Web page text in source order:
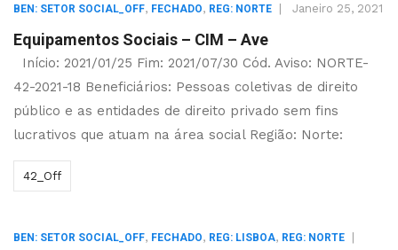
BEN: SETOR SOCIAL_OFF, FECHADO, REG: NORTE Janeiro 25, 2021
Equipamentos Sociais – CIM – Ave
Início: 2021/01/25 Fim: 2021/07/30 Cód. Aviso: NORTE-
42-2021-18 Beneficiários: Pessoas coletivas de direito
público e as entidades de direito privado sem fins
lucrativos que atuam na área social Região: Norte:
42_Off
BEN: SETOR SOCIAL_OFF, FECHADO, REG: LISBOA, REG: NORTE